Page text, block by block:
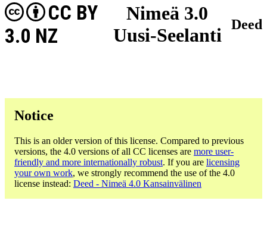
Nimeä 3.0
Uusi-Seelanti
CC BY
3.0 NZ
Deed
Notice
This is an older version of this license. Compared to previous
versions, the 4.0 versions of all CC licenses are more user-
friendly and more internationally robust. If you are licensing
your own work, we strongly recommend the use of the 4.0
license instead: Deed - Nimeä 4.0 Kansainvälinen